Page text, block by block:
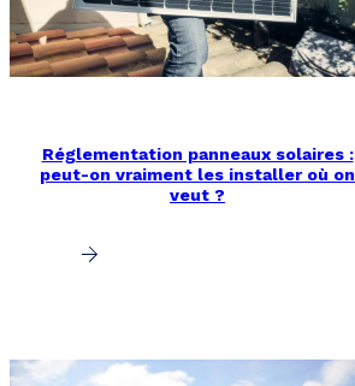
Réglementation panneaux solaires :
peut-on vraiment les installer où on
veut ?